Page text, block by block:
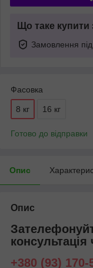
Що таке
Замовлення
Фасовка
8 кг 16 кг
Готово до відправки
Опис
Опис
+380 (93) 170-